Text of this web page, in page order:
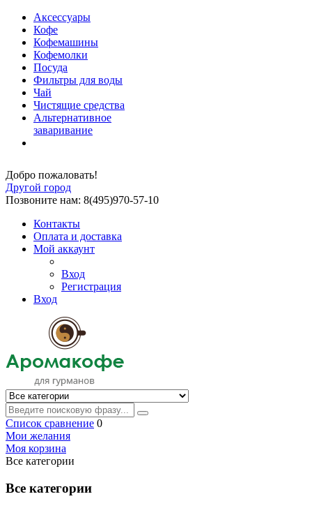
Аксессуары
Кофе
Кофемашины
Кофемолки
Посуда
Фильтры для воды
Чай
Чистящие средства
Альтернативное
заваривание
Добро пожаловать!
Другой город
Позвоните нам: 8(495)970-57-10
Контакты
Оплата и доставка
Мой аккаунт
Вход
Регистрация
Вход
Список сравнение 0
Мои желания
Моя корзина
Все категории
Все категории